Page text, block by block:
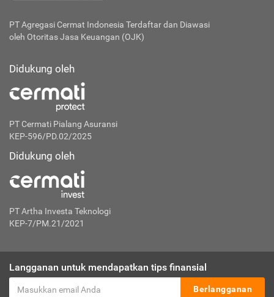
PT Agregasi Cermat Indonesia Terdaftar dan Diawasi
oleh Otoritas Jasa Keuangan (OJK)
Didukung oleh
PT Cermati Pialang Asuransi
KEP-596/PD.02/2025
Didukung oleh
PT Artha Investa Teknologi
KEP-7/PM.21/2021
Langganan untuk mendapatkan tips finansial
Berlangganan